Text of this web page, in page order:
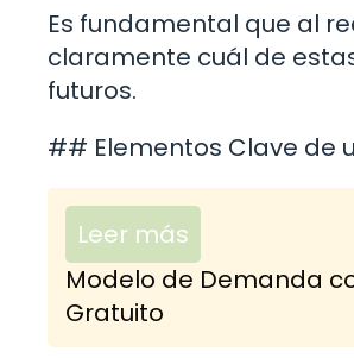
Es fundamental que al
claramente cuál de
futuros.
## Elementos Clave de
Leer más
Modelo de Demanda
Gratuito